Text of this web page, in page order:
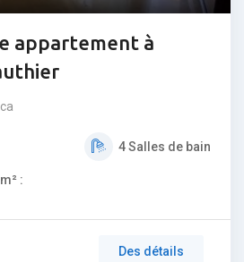
appartement à
4Salles de bain
:
Des détails